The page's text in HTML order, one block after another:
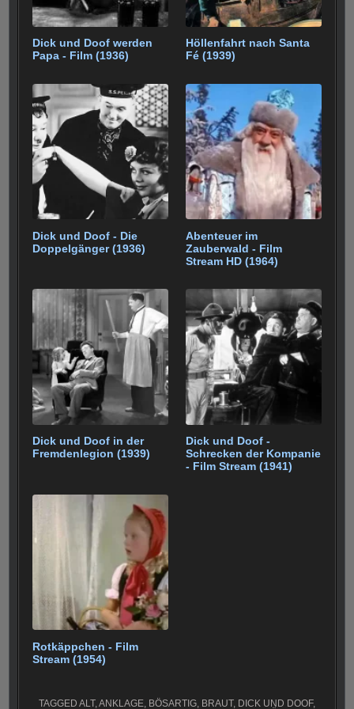
Dick und Doof werden
Papa - Film (1936)
Höllenfahrt nach Santa
Fé (1939)
Dick und Doof - Die
Doppelgänger (1936)
Abenteuer im
Zauberwald - Film
Stream HD (1964)
Dick und Doof in der
Fremdenlegion (1939)
Dick und Doof -
Schrecken der Kompanie
- Film Stream (1941)
Rotkäppchen - Film
Stream (1954)
TAGGED ALT,ANKLAGE, BÖSARTIG, BRAUT, DICK UND DOOF,